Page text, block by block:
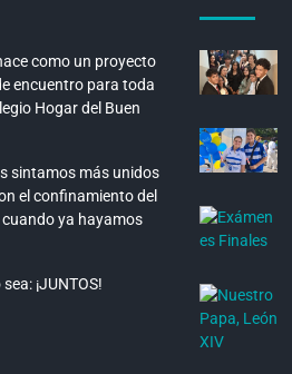
como un proyecto
encuentro para toda
Hogar del Buen
sintamos más unidos
el confinamiento del
ya hayamos
¡JUNTOS!